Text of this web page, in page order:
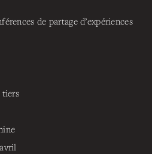
de partage d’expériences
tiers